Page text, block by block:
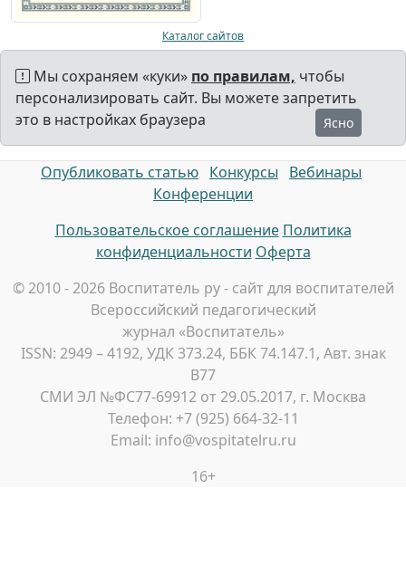
Каталог сайтов
Мы сохраняем «куки» по правилам, чтобы
персонализировать сайт. Вы можете запретить
это в настройках браузера
Ясно
Опубликовать статью Конкурсы
Вебинары
Конференции
Пользовательское соглашение Политика
конфиденциальности Оферта
© 2010 - 2026 Воспитатель ру - сайт для воспитателей
Всероссийский педагогический
журнал «Воспитатель»
ISSN: 2949 – 4192, УДК 373.24, ББК 74.147.1, Авт. знак
В77
СМИ ЭЛ №ФС77-69912 от 29.05.2017, г. Москва
Телефон: +7 (925) 664-32-11
Email: info@vospitatelru.ru
16+